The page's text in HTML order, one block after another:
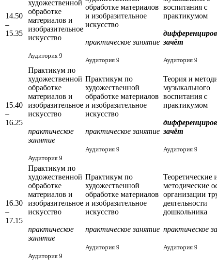
14.50
–
15.35
художественной
обработке
материалов и
изобразительное
искусство
Аудитория 9
обработке материалов
и изобразительное
искусство
практическое занятие
Аудитория 9
воспитания с
практикумом
зачёт
Аудитория 9
15.40
–
16.25
Практикум по
художественной
обработке
материалов и
изобразительное
искусство
практическое
занятие
Аудитория 9
Практикум по
художественной
обработке материалов
и изобразительное
искусство
практическое занятие
Аудитория 9
Теория и
музыкального
воспитания с
практикумом
зачёт
Аудитория 9
16.30
–
17.15
Практикум по
художественной
обработке
материалов и
изобразительное
искусство
практическое
занятие
Аудитория 9
Практикум по
художественной
обработке материалов
и изобразительное
искусство
практическое занятие
Аудитория 9
Теоретические
методические
организации
деятельности
дошкольника
практическое
Аудитория 9